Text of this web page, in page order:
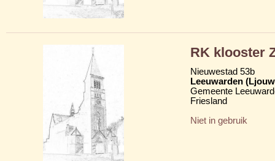
RK klooster
Nieuwestad 53b
Leeuwarden
Gemeente
Friesland
Niet in gebruik